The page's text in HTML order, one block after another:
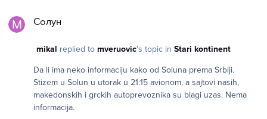
trazim.
Солун
mikal replied to mveruovic's topic in Stari kontinent
Da li ima neko informaciju kako od Soluna prema Srbiji.
Stizem u Solun u utorak u 21:15 avionom, a sajtovi nasih,
makedonskih i grckih autoprevoznika su blagi uzas. Nema
informacija.